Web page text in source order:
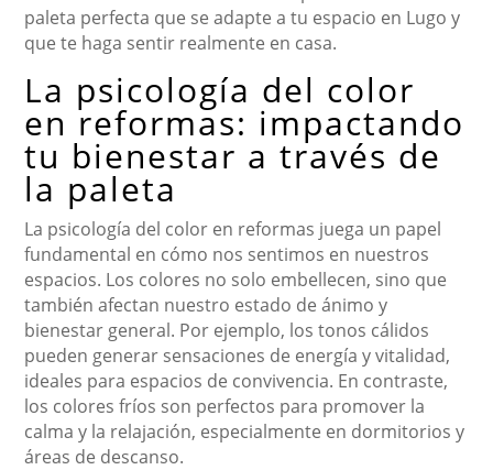
paleta perfecta que se adapte a tu espacio en Lugo y
que te haga sentir realmente en casa.
La psicología del color
en reformas: impactando
tu bienestar a través de
la paleta
La psicología del color en reformas juega un papel
fundamental en cómo nos sentimos en nuestros
espacios. Los colores no solo embellecen, sino que
también afectan nuestro estado de ánimo y
bienestar general. Por ejemplo, los tonos cálidos
pueden generar sensaciones de energía y vitalidad,
ideales para espacios de convivencia. En contraste,
los colores fríos son perfectos para promover la
calma y la relajación, especialmente en dormitorios y
áreas de descanso.